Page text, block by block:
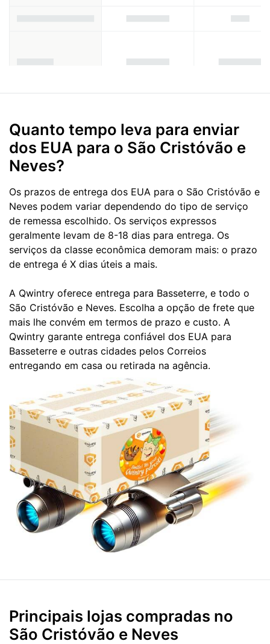
Quanto tempo leva para enviar
dos EUA para o São Cristóvão e
Neves?
Os prazos de entrega dos EUA para o São Cristóvão e
Neves podem variar dependendo do tipo de serviço
de remessa escolhido. Os serviços expressos
geralmente levam de 8-18 dias para entrega. Os
serviços da classe econômica demoram mais: o prazo
de entrega é X dias úteis a mais.
A Qwintry oferece entrega para Basseterre, e todo o
São Cristóvão e Neves. Escolha a opção de frete que
mais lhe convém em termos de prazo e custo. A
Qwintry garante entrega confiável dos EUA para
Basseterre e outras cidades pelos Correios
entregando em casa ou retirada na agência.
Principais lojas compradas no
São Cristóvão e Neves